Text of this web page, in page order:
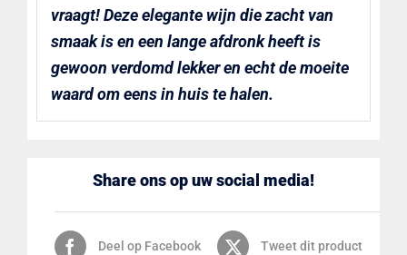
vraagt! Deze elegante wijn die zacht van
smaak is en een lange afdronk heeft is
gewoon verdomd lekker en echt de moeite
waard om eens in huis te halen.
Deel op Facebook Tweet dit product
Share ons op uw social media!